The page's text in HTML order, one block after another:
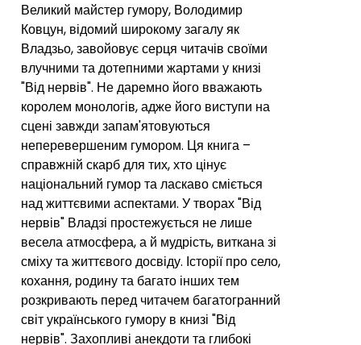
Великий майстер гумору, Володимир
Ковцун, відомий широкому загалу як
Владзьо, завойовує серця читачів своїми
влучними та дотепними жартами у книзі
"Від нервів". Не даремно його вважають
королем монологів, адже його виступи на
сцені завжди запам'ятовуються
неперевершеним гумором. Ця книга –
справжній скарб для тих, хто цінує
національний гумор та ласкаво сміється
над життєвими аспектами. У творах "Від
нервів" Владзі простежується не лише
весела атмосфера, а й мудрість, виткана зі
сміху та життєвого досвіду. Історії про село,
кохання, родину та багато інших тем
розкривають перед читачем багатогранний
світ українського гумору в книзі "Від
нервів". Захопливі анекдоти та глибокі